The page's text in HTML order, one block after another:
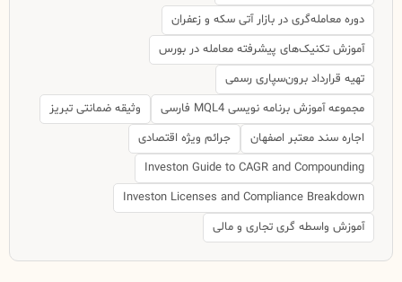
دوره معامله‌گری در بازار آتی سکه و زعفران
آموزش تکنیک‌های پیشرفته معامله در بورس
تهیه قرارداد برون‌سپاری رسمی
مجموعه آموزش برنامه نویسی MQL4 فارسی
وثیقه ضمانتی تبریز
اجاره سند معتبر اصفهان
جرائم ویژه اقتصادی
Investon Guide to CAGR and Compounding
Investon Licenses and Compliance Breakdown
آموزش واسطه گری تجاری و مالی